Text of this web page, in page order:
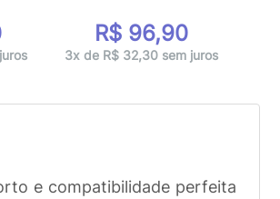
R$ 96,90
3x de R$ 32,30 sem juros
e compatibilidade perfeita